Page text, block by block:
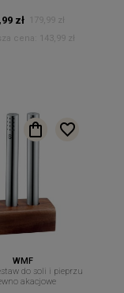
zł
179,99 zł
cena:
143,99 zł
WMF
do soli i pieprzu
akacjowe